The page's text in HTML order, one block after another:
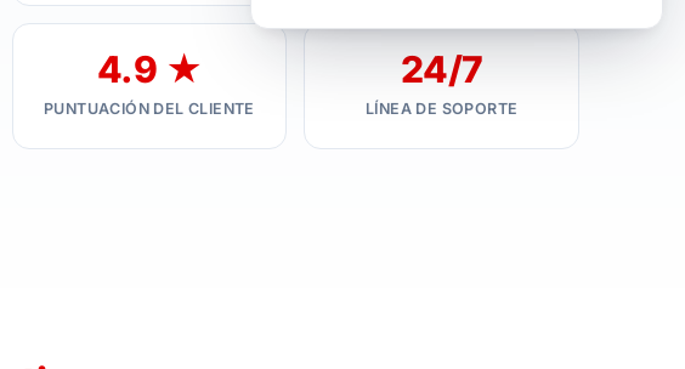
4.9 ★
PUNTUACIÓN DEL CLIENTE
24/7
LÍNEA DE SOPORTE